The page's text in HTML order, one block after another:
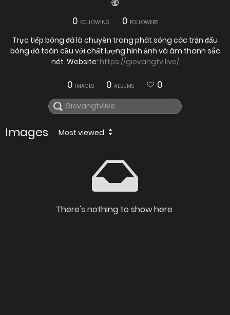
0 FOLLOWING 0 FOLLOWERS
Trực tiếp bóng đá là chuyên trang phát sóng các trận đấu
bóng đá toàn cầu với chất lượng hình ảnh và âm thanh sắc
nét. Website: https://giovangtv.live/
0 IMAGES 0 ALBUMS 0
Images Most viewed
There's nothing to show here.